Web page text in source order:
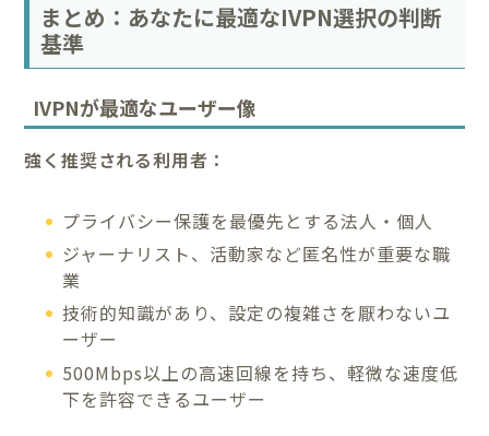
まとめ：あなたに最適なIVPN選択の判断
基準
IVPNが最適なユーザー像
強く推奨される利用者：
プライバシー保護を最優先とする法人・個人
ジャーナリスト、活動家など匿名性が重要な職
業
技術的知識があり、設定の複雑さを厭わないユ
ーザー
500Mbps以上の高速回線を持ち、軽微な速度低
下を許容できるユーザー